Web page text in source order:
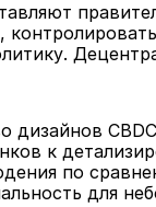
дизайнов
к
по
для